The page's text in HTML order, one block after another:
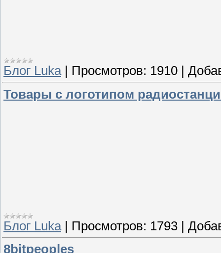
Блог Luka| Просмотров: 1910
Товары с логотипом
Блог Luka | Просмотров: 1793 |
8bitpeoples